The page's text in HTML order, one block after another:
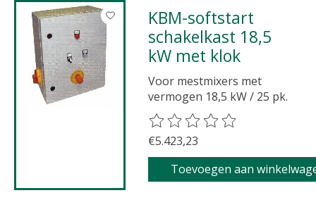
KBM-softstart
schakelkast 18,5
kW met klok
Voor mestmixers met
vermogen 18,5 kW / 25 pk.
De beoordeling van dit
€5.423,23
Toevoegen aan